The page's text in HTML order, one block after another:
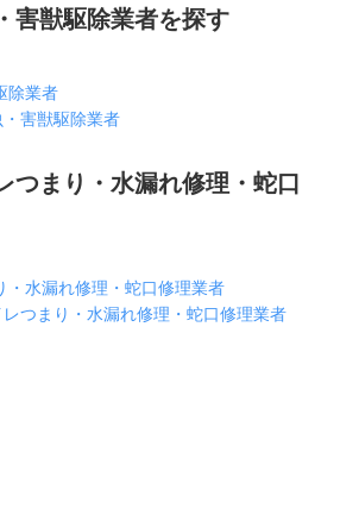
害獣駆除業者を探す
除業者
害獣駆除業者
つまり・水漏れ修理・蛇口
・水漏れ修理・蛇口修理業者
つまり・水漏れ修理・蛇口修理業者